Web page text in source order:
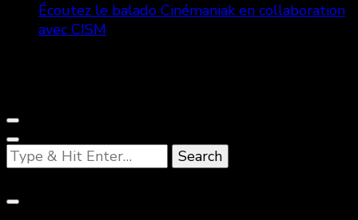
Écoutez le balado Cinémaniak en collaboration
avec CISM
Looking
for